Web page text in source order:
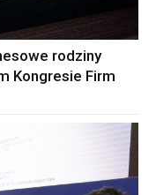
rodziny
Kongresie Firm